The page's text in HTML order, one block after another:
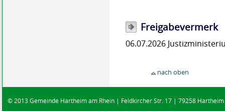
Freigabevermerk
06.07.2026
nach oben
© 2013 Gemeinde Hartheim am Rhein | Feldkircher Str. 17 | 79258